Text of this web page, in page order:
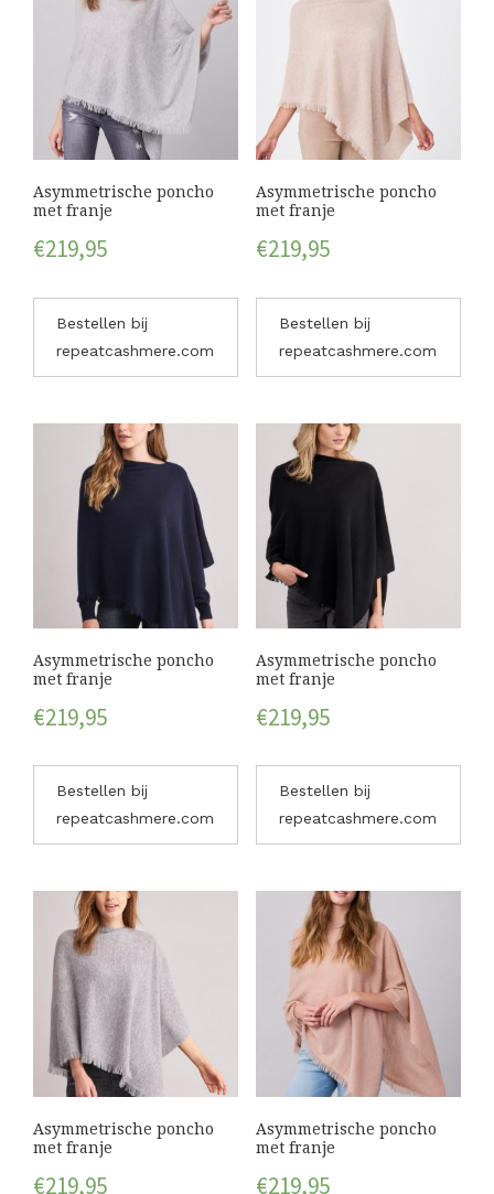
Asymmetrische poncho
met franje
€219,95
Bestellen bij
repeatcashmere.com
Asymmetrische poncho
met franje
€219,95
Bestellen bij
repeatcashmere.com
Asymmetrische poncho
met franje
€219,95
Bestellen bij
repeatcashmere.com
Asymmetrische poncho
met franje
€219,95
Bestellen bij
repeatcashmere.com
Asymmetrische poncho
met franje
€219,95
Asymmetrische poncho
met franje
€219,95